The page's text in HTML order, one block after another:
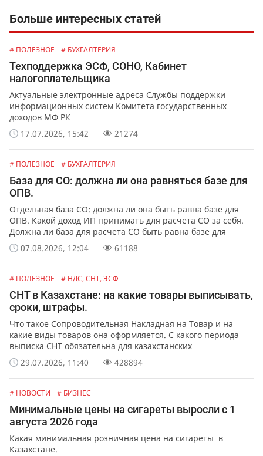
Больше интересных статей
# ПОЛЕЗНОЕ # БУХГАЛТЕРИЯ
Техподдержка ЭСФ, СОНО, Кабинет
налогоплательщика
Актуальные электронные адреса Службы поддержки
информационных систем Комитета государственных
доходов МФ РК
17.07.2026, 15:42
21274
# ПОЛЕЗНОЕ # БУХГАЛТЕРИЯ
База для СО: должна ли она равняться базе для
ОПВ.
Отдельная база СО: должна ли она быть равна базе для
ОПВ. Какой доход ИП принимать для расчета СО за себя.
Должна ли база для расчета СО быть равна базе для
расчета ОПВ.
07.08.2026, 12:04 61188
# ПОЛЕЗНОЕ # НДС, СНТ, ЭСФ
СНТ в Казахстане: на какие товары выписывать,
сроки, штрафы.
Что такое Сопроводительная Накладная на Товар и на
какие виды товаров она оформляется. С какого периода
выписка СНТ обязательна для казахстанских
предпринимателей и организаций. Какая ответственность
предусмотрена за не выписку или ошибки в СНТ.
29.07.2026, 11:40 428894
# НОВОСТИ # БИЗНЕС
Минимальные цены на сигареты выросли с 1
августа 2026 года
Какая минимальная розничная цена на сигареты в
Казахстане.